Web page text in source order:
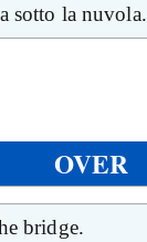
sotto la nuvola.
OVER
bridge.